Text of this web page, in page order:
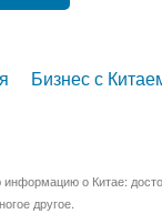
Бизнес с
о Китае:
другое.